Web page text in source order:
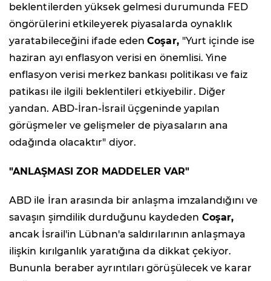
beklentilerden yüksek gelmesi durumunda FED
öngörülerini etkileyerek piyasalarda oynaklık
yaratabileceğini ifade edenCoşar, "Yurt içinde ise
haziran ayı enflasyon verisi en önemlisi. Yine
enflasyon verisi merkez bankası politikası ve faiz
patikası ile ilgili beklentileri etkiyebilir. Diğer
yandan. ABD-İran-İsrail üçgeninde yapılan
görüşmeler ve gelişmeler de piyasaların ana
odağında olacaktır" diyor.
"ANLAŞMASI ZOR MADDELER VAR"
ABD ile İran arasında bir anlaşma imzalandığını ve
savaşın şimdilik durduğunu kaydeden Coşar,
ancak İsrail'in Lübnan'a saldırılarının anlaşmaya
ilişkin kırılganlık yaratığına da dikkat çekiyor.
Bununla beraber ayrıntıları görüşülecek ve karar